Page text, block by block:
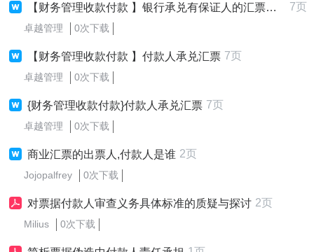
【财务管理收款付款 】银行承兑有保证人的汇票后付款人不履行还款责任案例 7页
卓越管理 0次下载
【财务管理收款付款 】付款人承兑汇票 7页
卓越管理 0次下载
{财务管理收款付款}付款人承兑汇票 7页
卓越管理 0次下载
商业汇票的出票人,付款人是谁 2页
Jojopalfrey 0次下载
对票据付款人审查义务具体标准的质疑与探讨 2页
Milius 0次下载